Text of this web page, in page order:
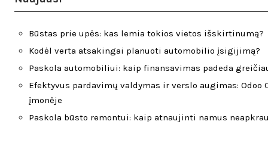
Būstas prie upės: kas lemia tokios vietos išskirtinumą?
Kodėl verta atsakingai planuoti automobilio įsigijimą?
Paskola automobiliui: kaip finansavimas padeda
Efektyvus pardavimų valdymas ir verslo augimas:
įmonėje
Paskola būsto remontui: kaip atnaujinti namus